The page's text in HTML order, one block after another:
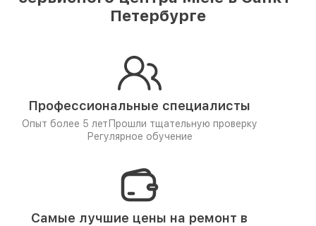
Петербурге
Профессиональные специалисты
Опыт более 5 лет Прошли тщательную проверку
Регулярное обучение
Самые лучшие цены на ремонт в